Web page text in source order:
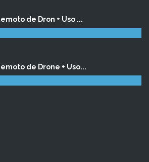
de Dron + Uso ...
de Drone + Uso...